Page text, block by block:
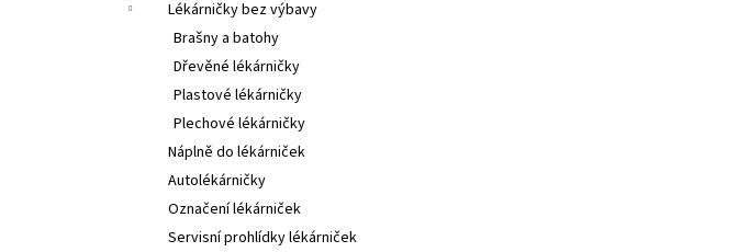
Lékárničky bez výbavy
Brašny a batohy
Dřevěné lékárničky
Plastové lékárničky
Plechové lékárničky
Náplně do lékárniček
Autolékárničky
Označení lékárniček
Servisní prohlídky lékárniček